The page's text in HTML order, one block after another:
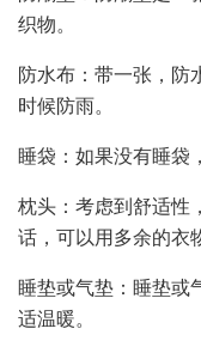
织物。
防水布：带一张，防
时候防雨。
睡袋：如果没有睡袋
枕头：考虑到舒适性
话，可以用多余的衣
睡垫或气垫：睡垫或
适温暖。